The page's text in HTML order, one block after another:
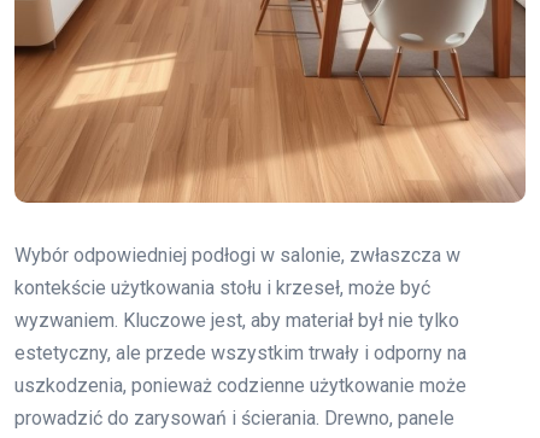
Wybór odpowiedniej podłogi w salonie, zwłaszcza w
kontekście użytkowania stołu i krzeseł, może być
wyzwaniem. Kluczowe jest, aby materiał był nie tylko
estetyczny, ale przede wszystkim trwały i odporny na
uszkodzenia, ponieważ codzienne użytkowanie może
prowadzić do zarysowań i ścierania. Drewno, panele